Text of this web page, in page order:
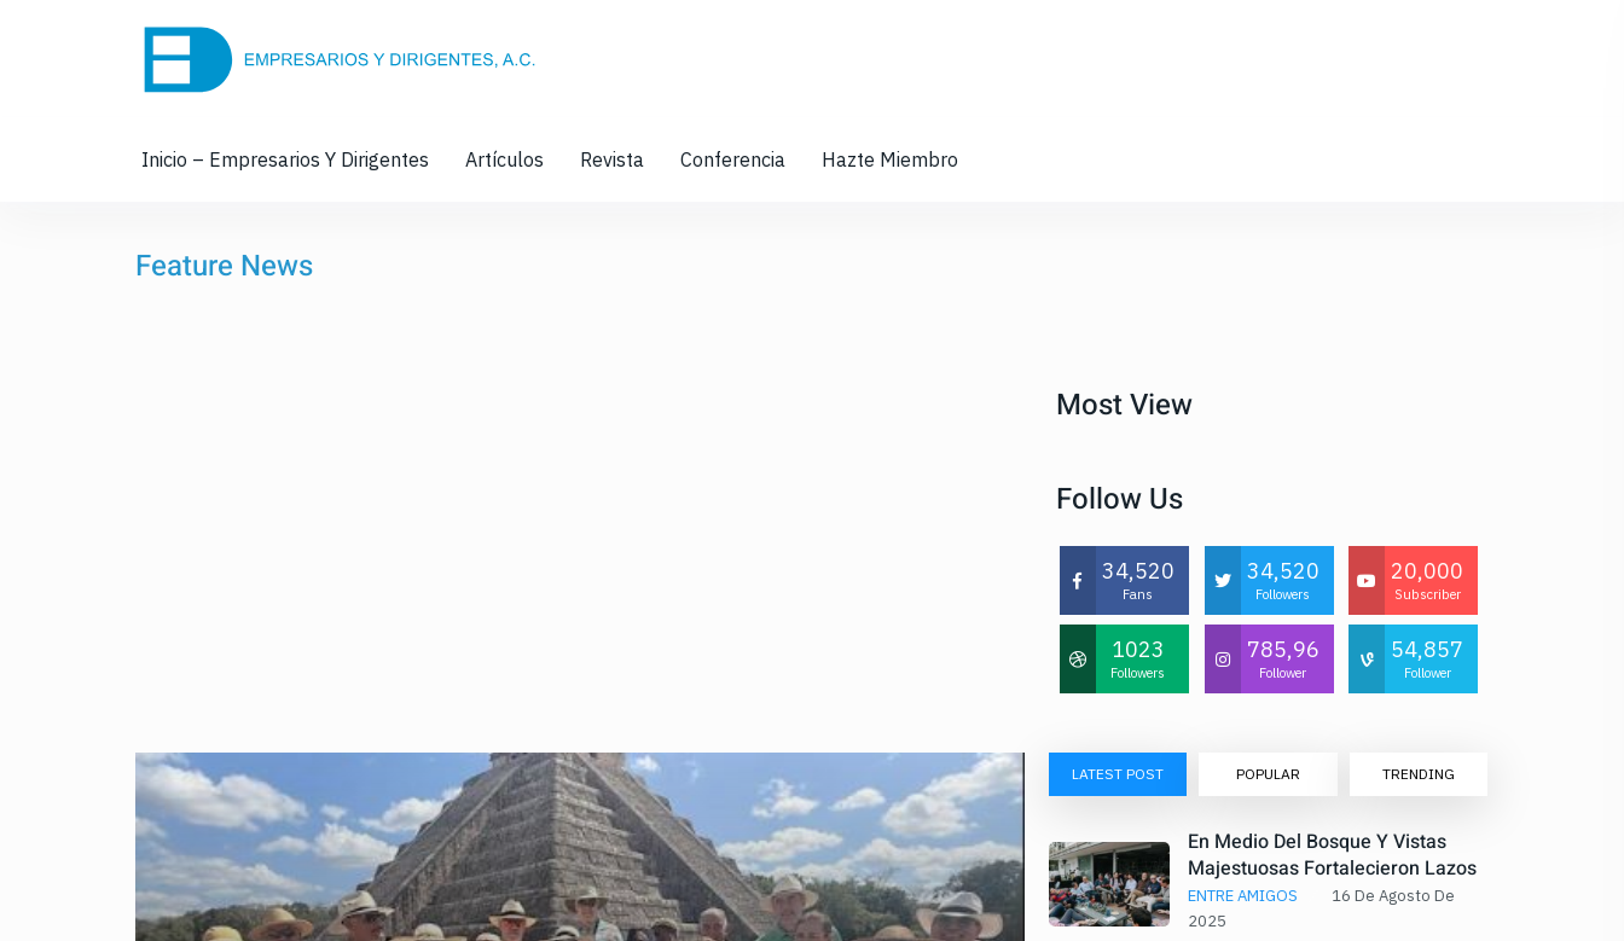
Inicio – Empresarios Y Dirigentes Artículos Revista Conferencia Hazte Miembro
Feature News
Most View
Follow Us
34,520
Fans
34,520
Followers
20,000
Subscriber
1023
Followers
785,96
Follower
54,857
Follower
LATEST POST POPULAR TRENDING
En Medio Del Bosque Y Vistas
Majestuosas Fortalecieron Lazos
De Amistad
ENTRE AMIGOS
16 De Agosto De
2025